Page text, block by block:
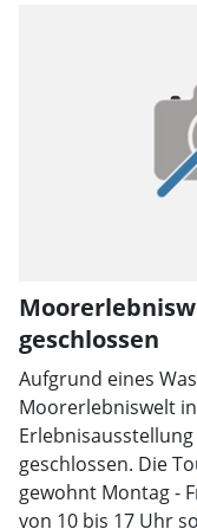
geschlossen
Aufgrund eines
Moorerlebniswelt
geschlossen. Die
gewohnt Montag -
von 10 bis 17 Uhr